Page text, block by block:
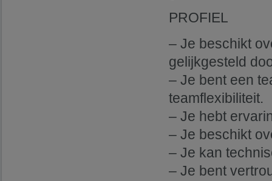
PROFIEL
– Je beschikt
gelijkgesteld
– Je bent een
teamflexibiliteit.
– Je hebt
– Je beschikt
– Je kan
– Je bent